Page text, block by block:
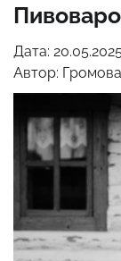
Дата:
Автор: